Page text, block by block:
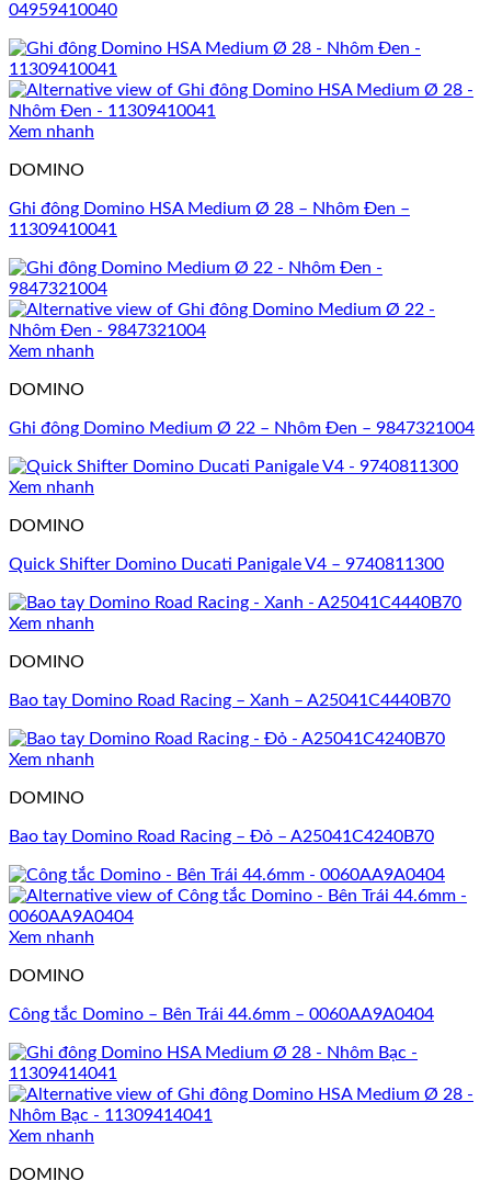
04959410040
Xem nhanh
DOMINO
Ghi đông Domino HSA Medium Ø 28 – Nhôm Đen –
11309410041
Xem nhanh
DOMINO
Ghi đông Domino Medium Ø 22 – Nhôm Đen – 9847321004
Xem nhanh
DOMINO
Quick Shifter Domino Ducati Panigale V4 – 9740811300
Xem nhanh
DOMINO
Bao tay Domino Road Racing – Xanh – A25041C4440B70
Xem nhanh
DOMINO
Bao tay Domino Road Racing – Đỏ – A25041C4240B70
Xem nhanh
DOMINO
Công tắc Domino – Bên Trái 44.6mm – 0060AA9A0404
Xem nhanh
DOMINO